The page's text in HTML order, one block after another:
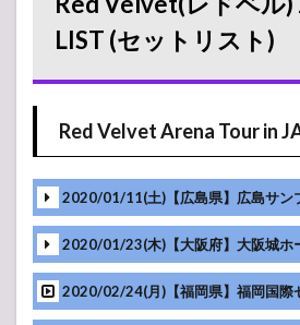
Ment
LIST (セットリスト)
Red Velvet Arena Tour in
2020/01/11(土)【広島県】広島サン
2020/01/23(木)【大阪府】大阪城ホ
2020/02/24(月)【福岡県】福岡国際